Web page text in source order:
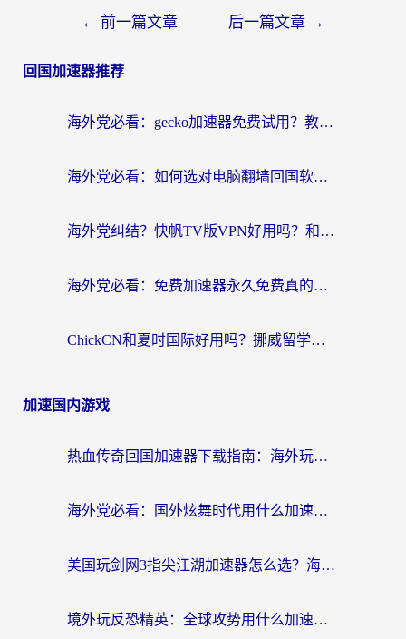
← 前一篇文章 后一篇文章 →
回国加速器推荐
海外党必看：gecko加速器免费试用？教你选对回国加速器，无缝刷国内剧玩游戏
海外党必看：如何选对电脑翻墙回国软件，轻松解锁国内资源？
海外党纠结？快帆TV版VPN好用吗？和扇贝手游VPN对比哪个回国效果更好？
海外党必看：免费加速器永久免费真的存在吗？教你选对回国加速器无缝刷国内资源
ChickCN和夏时国际好用吗？挪威留学生亲测3款回国加速器，附穿梭和加速喵对比指南
加速国内游戏
热血传奇回国加速器下载指南：海外玩家如何流畅砍怪不卡顿？
海外党必看：国外炫舞时代用什么加速器比较好？解决延迟卡顿的终极方案
美国玩剑网3指尖江湖加速器怎么选？海外党亲测避坑指南
境外玩反恐精英：全球攻势用什么加速器？2026海外玩家亲测实用指南